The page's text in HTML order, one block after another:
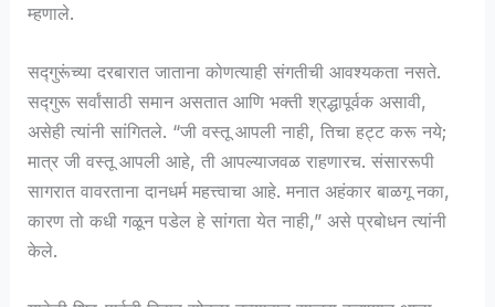
म्हणाले.
सद्गुरूंच्या दरबारात जाताना कोणत्याही संगतीची आवश्यकता नसते.
सद्गुरू सर्वांसाठी समान असतात आणि भक्ती श्रद्धापूर्वक असावी,
असेही त्यांनी सांगितले. “जी वस्तू आपली नाही, तिचा हट्ट करू नये;
मात्र जी वस्तू आपली आहे, ती आपल्याजवळ राहणारच. संसाररूपी
सागरात वावरताना दानधर्म महत्त्वाचा आहे. मनात अहंकार बाळगू नका,
कारण तो कधी गळून पडेल हे सांगता येत नाही,” असे प्रबोधन त्यांनी
केले.